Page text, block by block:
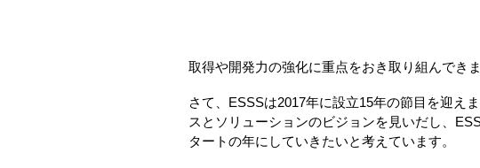
取得や開発力の強化に重点をおき取り組んできま
さて、ESSSは2017年に設立15年の節目を迎え
スとソリューションのビジョンを見いだし、
タートの年にしていきたいと考えています。